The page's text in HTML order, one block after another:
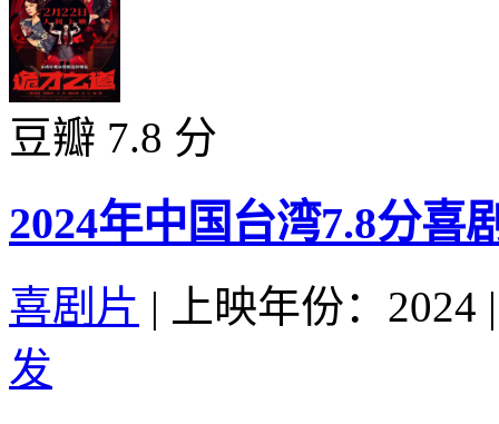
豆瓣 7.8 分
2024年中国台湾7.8分喜
喜剧片 | 上映年份：2024 |
发